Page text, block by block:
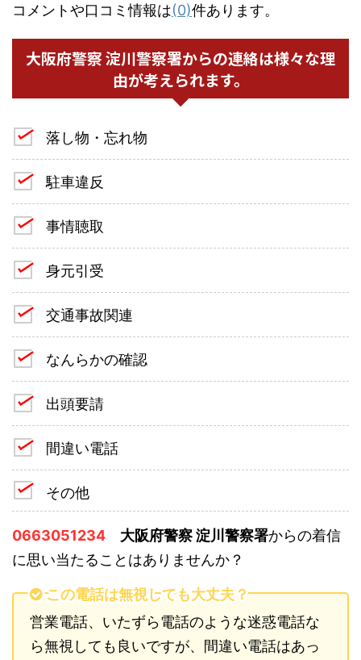
コメントや口コミ情報は(0)件あります。
大阪府警察 淀川警察署からの連絡は様々な理
由が考えられます。
落し物・忘れ物
駐車違反
事情聴取
身元引受
交通事故関連
なんらかの確認
出頭要請
間違い電話
その他
0663051234 大阪府警察 淀川警察署からの着信
に思い当たることはありませんか？
この電話は無視しても大丈夫？
営業電話、いたずら電話のような迷惑電話な
ら無視しても良いですが、間違い電話はあっ